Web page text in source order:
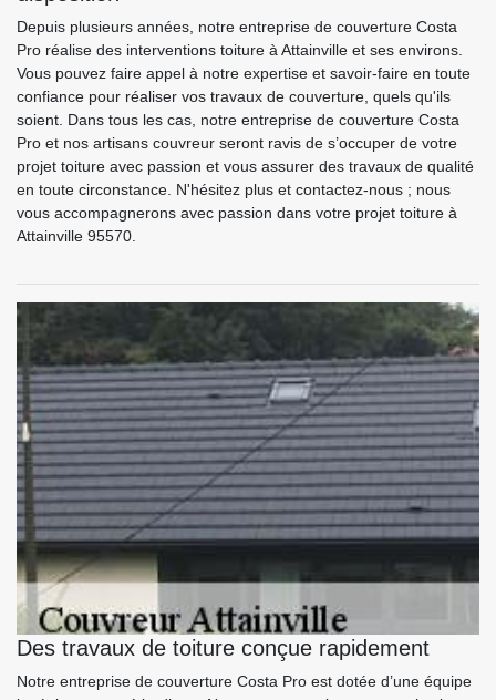
Depuis plusieurs années, notre entreprise de couverture Costa
Pro réalise des interventions toiture à Attainville et ses environs.
Vous pouvez faire appel à notre expertise et savoir-faire en toute
confiance pour réaliser vos travaux de couverture, quels qu'ils
soient. Dans tous les cas, notre entreprise de couverture Costa
Pro et nos artisans couvreur seront ravis de s’occuper de votre
projet toiture avec passion et vous assurer des travaux de qualité
en toute circonstance. N'hésitez plus et contactez-nous ; nous
vous accompagnerons avec passion dans votre projet toiture à
Attainville 95570.
Des travaux de toiture conçue rapidement
Notre entreprise de couverture Costa Pro est dotée d’une équipe